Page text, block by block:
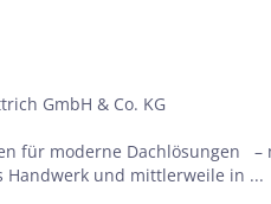
GmbH & Co. KG
für moderne Dachlösungen –
Handwerk und mittlerweile in ...